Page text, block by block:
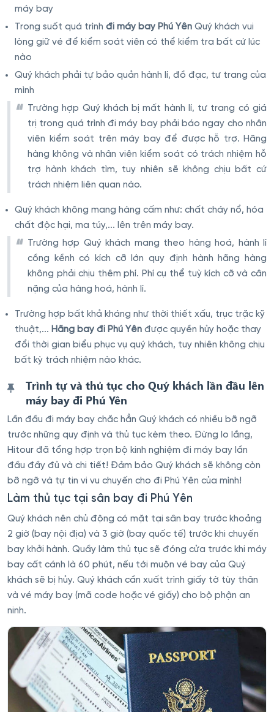
máy bay
Trong suốt quá trình đi máy bay Phú Yên Quý khách vui
lòng giữ vé để kiểm soát viên có thể kiểm tra bất cứ lúc
nào
Quý khách phải tự bảo quản hành lí, đồ đạc, tư trang của
mình
Trường hợp Quý khách bị mất hành lí, tư trang có giá
trị trong quá trình đi máy bay phải báo ngay cho nhân
viên kiểm soát trên máy bay để được hỗ trợ. Hãng
hàng không và nhân viên kiểm soát có trách nhiệm hỗ
trợ hành khách tìm, tuy nhiên sẽ không chịu bất cứ
trách nhiệm liên quan nào.
Quý khách không mang hàng cấm như: chất cháy nổ, hóa
chất độc hại, ma túy,... lên trên máy bay.
Trường hợp Quý khách mang theo hàng hoá, hành lí
cồng kềnh có kích cỡ lớn quy định hành hãng hàng
không phải chịu thêm phí. Phí cụ thể tuỳ kích cỡ và cân
nặng của hàng hoá, hành lí.
Trường hợp bất khả kháng như thời thiết xấu, trục trặc kỹ
thuật,... Hãng bay đi Phú Yên được quyền hủy hoặc thay
đổi thời gian biểu phục vụ quý khách, tuy nhiên không chịu
bất kỳ trách nhiệm nào khác.
Trình tự và thủ tục cho Quý khách lần đầu lên
máy bay đi Phú Yên
Lần đầu đi máy bay chắc hẳn Quý khách có nhiều bỡ ngỡ
trước những quy định và thủ tục kèm theo. Đừng lo lắng,
Hitour đã tổng hợp trọn bộ kinh nghiệm đi máy bay lần
đầu đầy đủ và chi tiết! Đảm bảo Quý khách sẽ không còn
bỡ ngỡ và tự tin vi vu chuyến cho đi Phú Yên của mình!
Làm thủ tục tại sân bay đi Phú Yên
Quý khách nên chủ động có mặt tại sân bay trước khoảng
2 giờ (bay nội địa) và 3 giờ (bay quốc tế) trước khi chuyến
bay khởi hành. Quầy làm thủ tục sẽ đóng cửa trước khi máy
bay cất cánh là 60 phút, nếu tới muộn vé bay của Quý
khách sẽ bị hủy. Quý khách cần xuất trình giấy tờ tùy thân
và vé máy bay (mã code hoặc vé giấy) cho bộ phận an
ninh.